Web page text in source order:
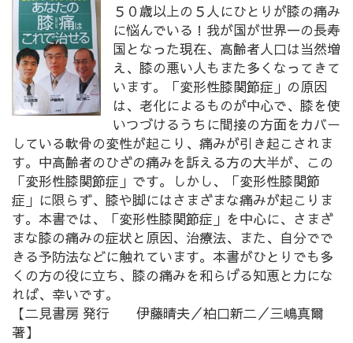
５０歳以上の５人にひとりが膝の痛み
に悩んでいる！我が国が世界一の長寿
国となった現在、高齢者人口は当然増
え、膝の悪い人もまた多くなってきて
います。「変形性膝関節症」の原因
は、老化によるものが中心で、膝を使
いつづけるうちに間接の方面をカバー
している軟骨の変性が起こり、痛みが引き起こされま
す。中高齢者のひざの痛みを訴える方の大半が、この
「変形性膝関節症」です。しかし、「変形性膝関節
症」に限らず、膝や脚にはさまざまな痛みが起こりま
す。本書では、「変形性膝関節症」を中心に、さまざ
まな膝の痛みの症状と原因、治療法、また、自分でで
きる予防法などに触れています。本書がひとりでも多
くの方の役に立ち、膝の痛みを和らげる知恵と力にな
れば、幸いです。
【二見書房 発行 伊藤晴夫／柏口新二／三嶋真爾
著】